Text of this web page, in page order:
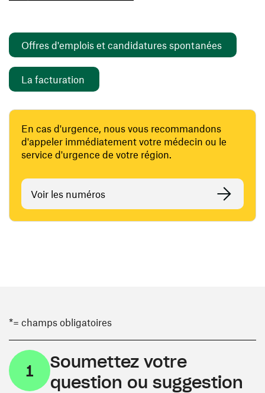
Offres d'emplois et candidatures spontanées
La facturation
En cas d'urgence, nous vous recommandons
d'appeler immédiatement votre médecin ou le
service d'urgence de votre région.
Voir les numéros
*= champs obligatoires
1
Soumettez votre
question ou suggestion